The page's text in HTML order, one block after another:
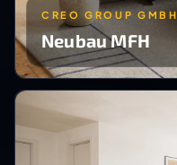
CREO GROUP GMBH
Neubau MFH